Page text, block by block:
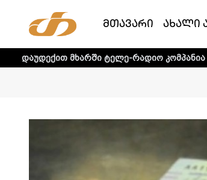
მთავარი ახალი
ტელე-რადიო კომპანია „თრიალეთს! -